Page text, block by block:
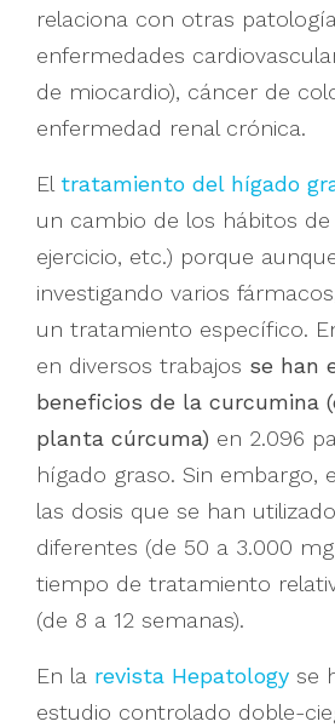
relaciona con otras
enfermedades
de miocardio), cáncer de
enfermedad renal crónica.
El tratamiento del hígado
un cambio de los hábitos de
ejercicio, etc.) porque
investigando varios
un tratamiento específico.
en diversos trabajos se han
beneficios de la curcumina
planta cúrcuma) en 2.096
hígado graso. Sin embargo,
las dosis que se han
diferentes (de 50 a 3.000
tiempo de tratamiento
(de 8 a 12 semanas).
En la revista Hepatology se
estudio controlado doble-